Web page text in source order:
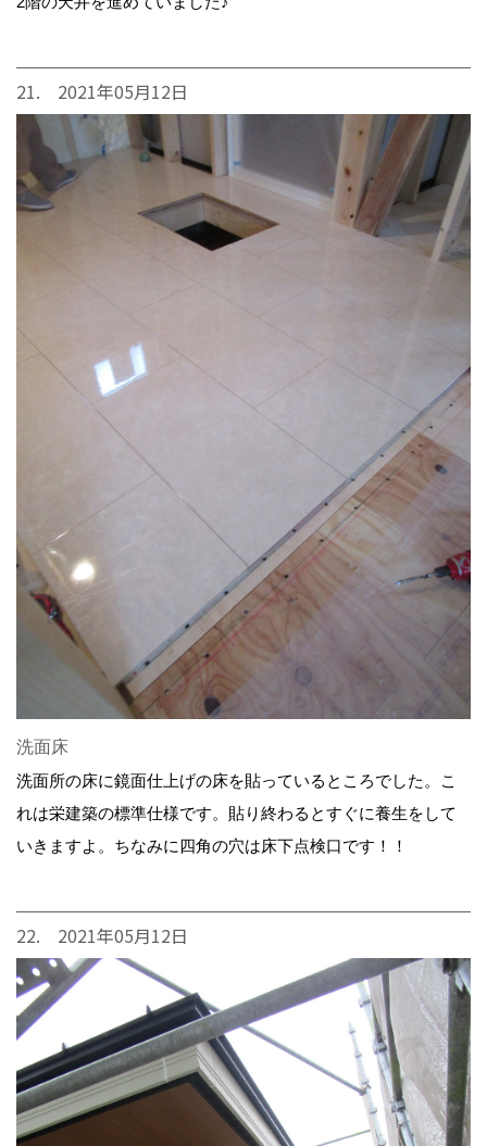
21. 2021年05月12日
洗面床
洗面所の床に鏡面仕上げの床を貼っているところでした。こ
れは栄建築の標準仕様です。貼り終わるとすぐに養生をして
いきますよ。ちなみに四角の穴は床下点検口です！！
22. 2021年05月12日